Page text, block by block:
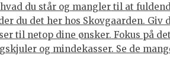
du står og mangler til at
du det her hos Skovgaarden.
til netop dine ønsker. Fokus på
og mindekasser. Se de